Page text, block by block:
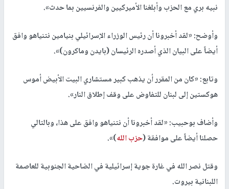
نبيه بري مع الحزب وأبلغنا الأميركيين والفرنسيين بما حدث».
وأوضح: «لقد أخبرونا أن رئيس الوزراء الإسرائيلي بنيامين نتنياهو وافق
أيضاً على البيان الذي أصدره الرئيسان (بايدن وماكرون)».
وتابع: «كان من المقرر أن يذهب كبير مستشاري البيت الأبيض أموس
هوكستين إلى لبنان للتفاوض على وقف إطلاق النار».
وأضاف بوحبيب: «لقد أخبرونا أن نتنياهو وافق على هذا، وبالتالي
حصلنا أيضاً على موافقة (حزب الله)».
وقتل نصر الله في غارة جوية إسرائيلية في الضاحية الجنوبية للعاصمة
اللبنانية بيروت.